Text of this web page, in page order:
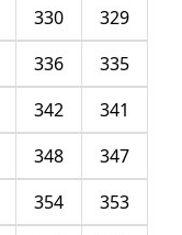
329
330
335
336
341
342
347
348
353
354